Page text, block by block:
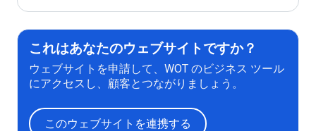
これはあなたのウェブサイトですか？
ウェブサイトを申請して、WOT のビジネス ツール
にアクセスし、顧客とつながりましょう。
このウェブサイトを連携する